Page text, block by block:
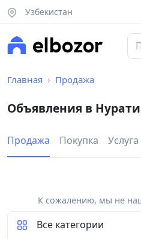
Узбекистан
Главная Продажа
Объявления в
Продажа Покупка Услуга
К сожалению, мы не
Все категории